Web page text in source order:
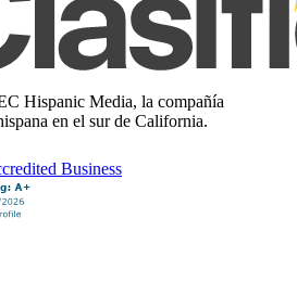
Hispanic Media, la compañía
en el sur de California.
Business